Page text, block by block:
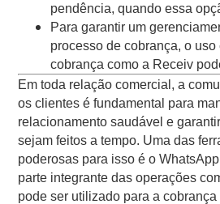
pendência, quando essa
Para garantir um
processo de cobrança, o
cobrança como a Receiv
Em toda relação comercial, a
os clientes é fundamental para
relacionamento saudável e
sejam feitos a tempo. Uma das
poderosas para isso é o
parte integrante das operações
pode ser utilizado para a